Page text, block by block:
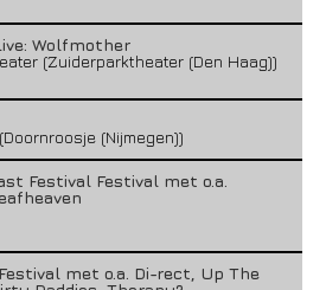
Wolfmother
(Zuiderparktheater (Den Haag))
(Nijmegen))
Festival Festival met o.a.
met o.a. Di-rect, Up The